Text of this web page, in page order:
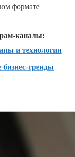
формате
каналы:
и технологии
тренды